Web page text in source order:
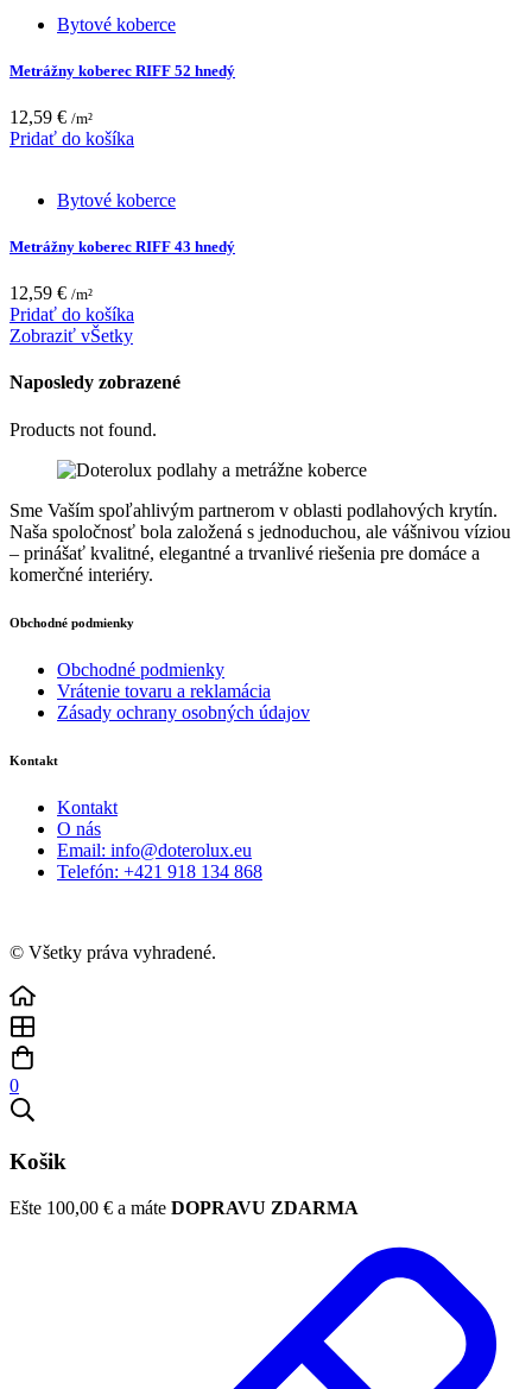
Bytové koberce
Metrážny koberec RIFF 52 hnedý
12,59 € /m²
Pridať do košíka
Bytové koberce
Metrážny koberec RIFF 43 hnedý
12,59 € /m²
Pridať do košíka
Zobraziť vŠetky
Naposledy zobrazené
Products not found.
Sme Vaším spoľahlivým partnerom v oblasti podlahových krytín.
Naša spoločnosť bola založená s jednoduchou, ale vášnivou víziou
– prinášať kvalitné, elegantné a trvanlivé riešenia pre domáce a
komerčné interiéry.
Obchodné podmienky
Obchodné podmienky
Vrátenie tovaru a reklamácia
Zásady ochrany osobných údajov
Kontakt
Kontakt
O nás
Email: info@doterolux.eu
Telefón: +421 918 134 868
© Všetky práva vyhradené.
0
Košik
Ešte 100,00 € a máte DOPRAVU ZDARMA